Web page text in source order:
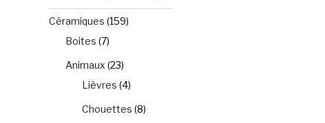
Céramiques (159)
Boites (7)
Animaux (23)
Lièvres (4)
Chouettes (8)